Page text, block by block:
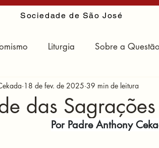
Sociedade de São José
Liturgia Sobre a
das Sagrações
18 de fev. de 2025 39 min de leitura
Por Padre Anthony